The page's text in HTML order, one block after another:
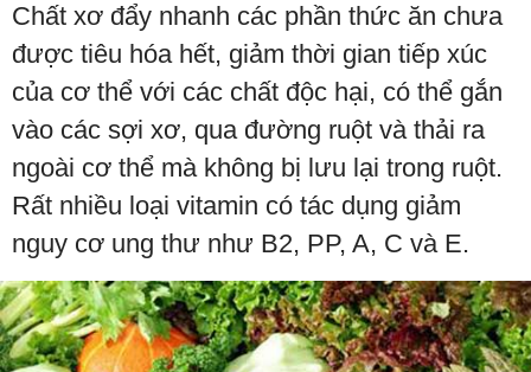
Chất xơ đẩy nhanh các phần thức ăn chưa
được tiêu hóa hết, giảm thời gian tiếp xúc
của cơ thể với các chất độc hại, có thể gắn
vào các sợi xơ, qua đường ruột và thải ra
ngoài cơ thể mà không bị lưu lại trong ruột.
Rất nhiều loại vitamin có tác dụng giảm
nguy cơ ung thư như B2, PP, A, C và E.